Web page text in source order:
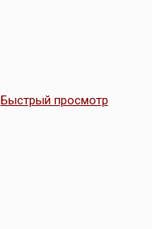
Быстрый просмотр